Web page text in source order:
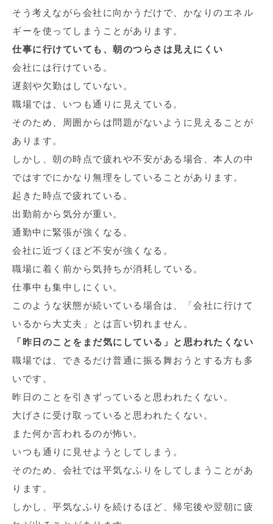
そう考えながら会社に向かうだけで、かなりのエネル
ギーを使ってしまうことがあります。
仕事に行けていても、朝のつらさは見えにくい
会社には行けている。
遅刻や欠勤はしていない。
職場では、いつも通りに見えている。
そのため、周囲からは問題がないように見えることが
あります。
しかし、朝の時点で疲れや不安がある場合、本人の中
ではすでにかなり無理をしていることがあります。
起きた時点で疲れている。
出勤前から気分が重い。
通勤中に緊張が強くなる。
会社に近づくほど不安が強くなる。
職場に着く前から気持ちが消耗している。
仕事中も集中しにくい。
このような状態が続いている場合は、「会社に行けて
いるから大丈夫」とは言い切れません。
「昨日のことをまだ気にしている」と思われたくない
職場では、できるだけ普通に振る舞おうとする方も多
いです。
昨日のことを引きずっていると思われたくない。
大げさに受け取っていると思われたくない。
また何か言われるのが怖い。
いつも通りに見せようとしてしまう。
そのため、会社では平気なふりをしてしまうことがあ
ります。
しかし、平気なふりを続けるほど、帰宅後や翌朝に疲